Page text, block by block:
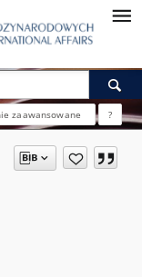
zaawansowane ?